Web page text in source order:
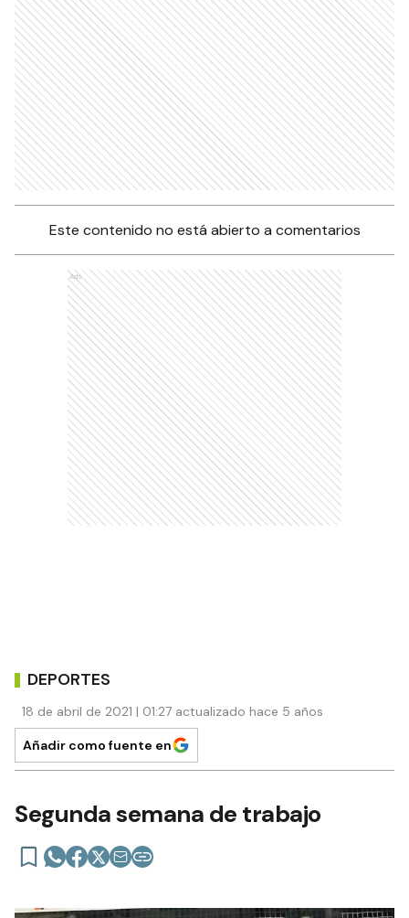
Este contenido no está abierto a comentarios
Ads
DEPORTES
18 de abril de 2021 | 01:27 actualizado hace 5 años
Añadir como fuente en
Segunda semana de trabajo